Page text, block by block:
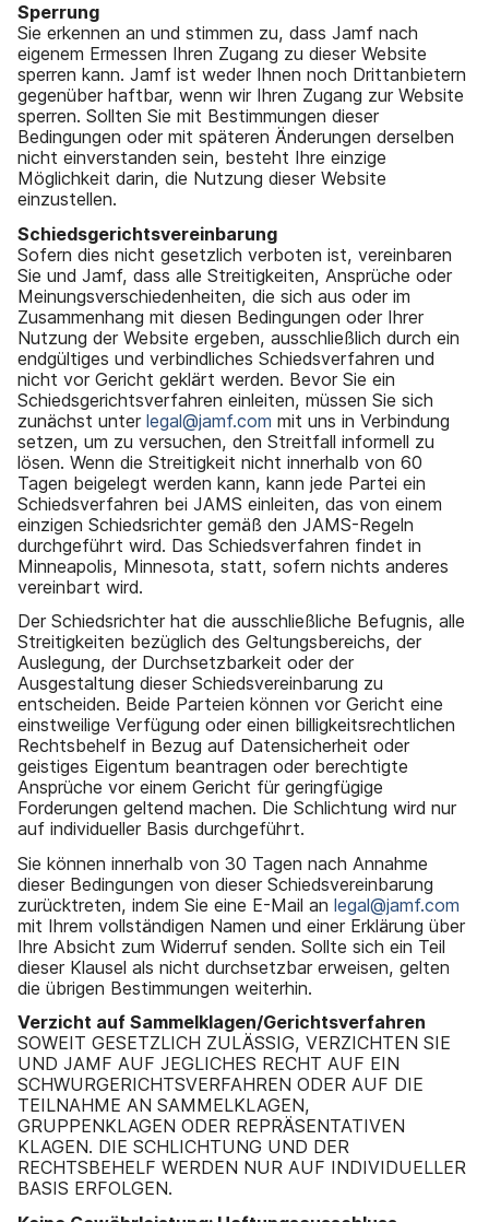
Sperrung
Sie erkennen an und stimmen zu, dass Jamf nach
eigenem Ermessen Ihren Zugang zu dieser Website
sperren kann. Jamf ist weder Ihnen noch Drittanbietern
gegenüber haftbar, wenn wir Ihren Zugang zur Website
sperren. Sollten Sie mit Bestimmungen dieser
Bedingungen oder mit späteren Änderungen derselben
nicht einverstanden sein, besteht Ihre einzige
Möglichkeit darin, die Nutzung dieser Website
einzustellen.
Schiedsgerichtsvereinbarung
Sofern dies nicht gesetzlich verboten ist, vereinbaren
Sie und Jamf, dass alle Streitigkeiten, Ansprüche oder
Meinungsverschiedenheiten, die sich aus oder im
Zusammenhang mit diesen Bedingungen oder Ihrer
Nutzung der Website ergeben, ausschließlich durch ein
endgültiges und verbindliches Schiedsverfahren und
nicht vor Gericht geklärt werden. Bevor Sie ein
Schiedsgerichtsverfahren einleiten, müssen Sie sich
zunächst unter legal@jamf.com mit uns in Verbindung
setzen, um zu versuchen, den Streitfall informell zu
lösen. Wenn die Streitigkeit nicht innerhalb von 60
Tagen beigelegt werden kann, kann jede Partei ein
Schiedsverfahren bei JAMS einleiten, das von einem
einzigen Schiedsrichter gemäß den JAMS-Regeln
durchgeführt wird. Das Schiedsverfahren findet in
Minneapolis, Minnesota, statt, sofern nichts anderes
vereinbart wird.
Der Schiedsrichter hat die ausschließliche Befugnis, alle
Streitigkeiten bezüglich des Geltungsbereichs, der
Auslegung, der Durchsetzbarkeit oder der
Ausgestaltung dieser Schiedsvereinbarung zu
entscheiden. Beide Parteien können vor Gericht eine
einstweilige Verfügung oder einen billigkeitsrechtlichen
Rechtsbehelf in Bezug auf Datensicherheit oder
geistiges Eigentum beantragen oder berechtigte
Ansprüche vor einem Gericht für geringfügige
Forderungen geltend machen. Die Schlichtung wird nur
auf individueller Basis durchgeführt.
Sie können innerhalb von 30 Tagen nach Annahme
dieser Bedingungen von dieser Schiedsvereinbarung
zurücktreten, indem Sie eine E-Mail an legal@jamf.com
mit Ihrem vollständigen Namen und einer Erklärung über
Ihre Absicht zum Widerruf senden. Sollte sich ein Teil
dieser Klausel als nicht durchsetzbar erweisen, gelten
die übrigen Bestimmungen weiterhin.
Verzicht auf Sammelklagen/Gerichtsverfahren
SOWEIT GESETZLICH ZULÄSSIG, VERZICHTEN SIE
UND JAMF AUF JEGLICHES RECHT AUF EIN
SCHWURGERICHTSVERFAHREN ODER AUF DIE
TEILNAHME AN SAMMELKLAGEN,
GRUPPENKLAGEN ODER REPRÄSENTATIVEN
KLAGEN. DIE SCHLICHTUNG UND DER
RECHTSBEHELF WERDEN NUR AUF INDIVIDUELLER
BASIS ERFOLGEN.